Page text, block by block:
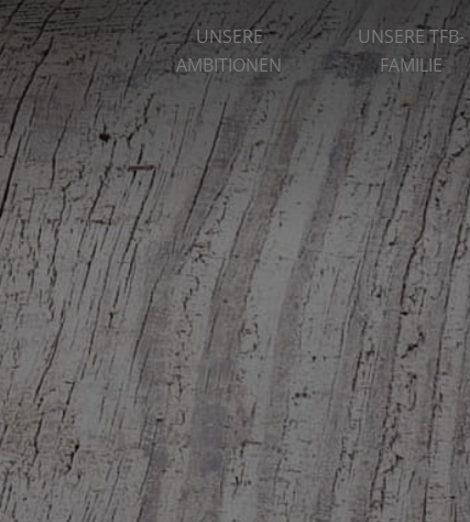
UNSERE
AMBITIONEN
UNSERE TFB-
FAMILIE